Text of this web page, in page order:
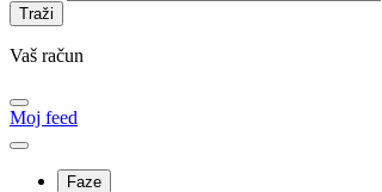
Vaš račun
Moj feed
Faze